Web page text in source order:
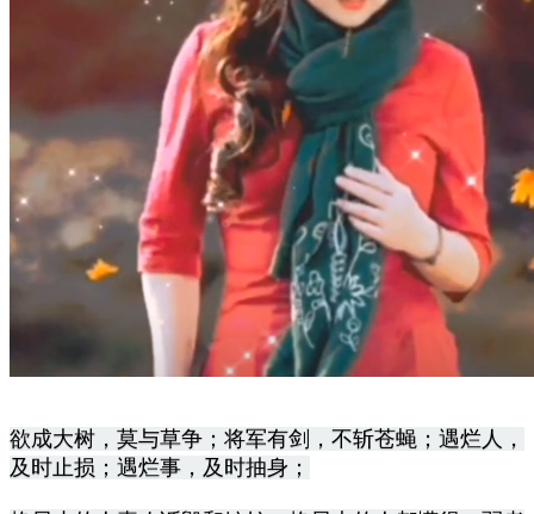
欲成大树，莫与草争；将军有剑，不斩苍蝇；遇烂人，
及时止损；遇烂事，及时抽身；